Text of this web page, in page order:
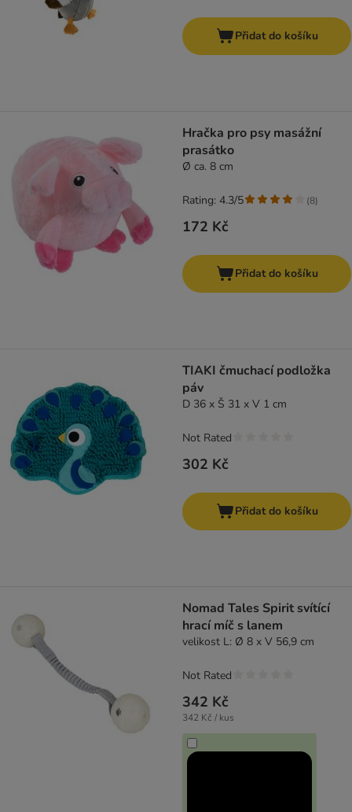
Přidat do košíku
Hračka pro psy masážní
prasátko
Ø ca. 8 cm
172 Kč
Rating: 4.3/5 (8)
Přidat do košíku
TIAKI čmuchací podložka
páv
D 36 x Š 31 x V 1 cm
302 Kč
Not Rated
Přidat do košíku
Nomad Tales Spirit svítící
hrací míč s lanem
velikost L: Ø 8 x V 56,9 cm
342 Kč
342 Kč / kus
Not Rated